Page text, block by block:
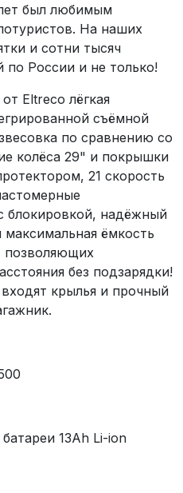
был любимым
На наших
и сотни тысяч
по России и не только!
Eltreco лёгкая
съёмной
по сравнению со
колёса 29" и покрышки
21 скорость
блокировкой, надёжный
ёмкость
позволяющих
без подзарядки!
крылья и прочный
13Ah Li-ion